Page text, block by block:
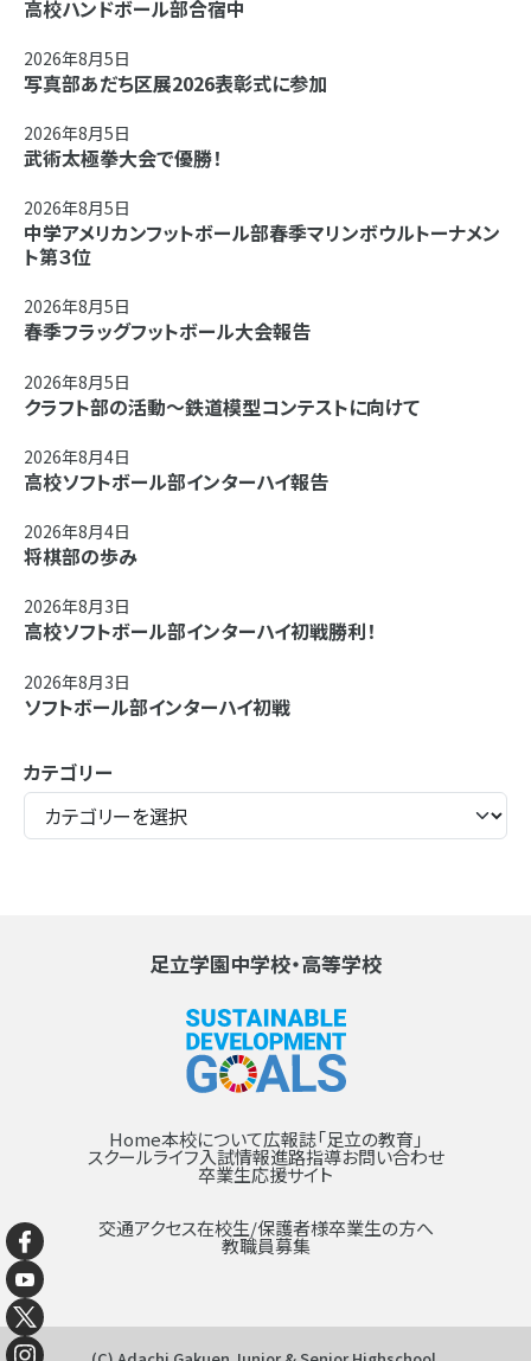
高校ハンドボール部合宿中
2026年8月5日
写真部あだち区展2026表彰式に参加
2026年8月5日
武術太極拳大会で優勝！
2026年8月5日
中学アメリカンフットボール部春季マリンボウルトーナメン
ト第３位
2026年8月5日
春季フラッグフットボール大会報告
2026年8月5日
クラフト部の活動～鉄道模型コンテストに向けて
2026年8月4日
高校ソフトボール部インターハイ報告
2026年8月4日
将棋部の歩み
2026年8月3日
高校ソフトボール部インターハイ初戦勝利！
2026年8月3日
ソフトボール部インターハイ初戦
カテゴリー
足立学園中学校・高等学校
Home本校について広報誌「足立の教育」
スクールライフ入試情報進路指導お問い合わせ
卒業生応援サイト
交通アクセス在校生/保護者様卒業生の方へ
教職員募集